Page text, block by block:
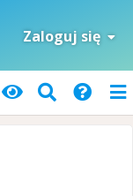
Zaloguj się